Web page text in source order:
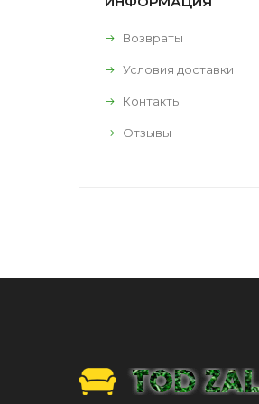
Возвраты
Условия доставки
Контакты
Отзывы